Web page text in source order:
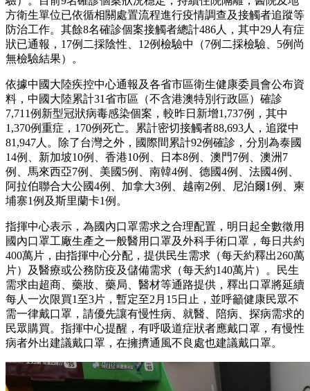
方衛生單位已依循相關處置流程進行疫情調查及接觸者追蹤等
防治工作。其餘8名確診個案接觸者總計486人，其中29人有症
狀已通報，17例二採陰性、12例檢驗中（7例二採檢驗、5例尚
無檢驗結果）。
依據中國大陸疾控中心通報及各省市區衛生健康委員會公布資
料，中國大陸累計31省市區（不含港澳特別行政區）確診
7,711例新型冠狀病毒感染個案，較昨日新增1,737例，其中
1,370例重症，170例死亡。累計密切接觸者88,693人，追蹤中
81,947人。除了台灣之外，國際間累計92例確診，分別為泰國
14例、新加坡10例、香港10例、日本8例、澳門7例、澳洲7
例、馬來西亞7例、美國5例、南韓4例、德國4例、法國4例、
阿拉伯聯合大公國4例、加拿大3例、越南2例、尼泊爾1例、柬
埔寨1例及斯里蘭卡1例。
指揮中心表示，為國內口罩需求之合理配置，明日起全數徵用
國內口罩工廠生產之一般醫用口罩及外科手術口罩，每日共約
400萬片，由指揮中心分配，提供民生需求（每天約釋出260萬
片）及醫療或公務防疫及儲備需求（每天約140萬片）。民生
需求由超商、藥妝、藥局、醫材等通路提供，釋出口罩將延續
每人一次限買1至3片，暫定至2月15日止，並呼籲健康民眾不
需一律戴口罩，請優先讓有慢性病、就醫、陪病、探病需求的
民眾購買。指揮中心提醒，有呼吸道症狀者應戴口罩，有慢性
病者外出建議戴口罩，在擁擠通風不良處也建議戴口罩。